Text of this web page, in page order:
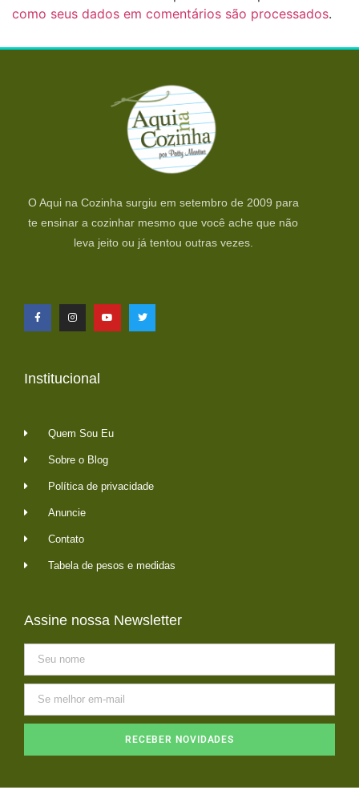
como seus dados em comentários são processados.
O Aqui na Cozinha surgiu em setembro de 2009 para
te ensinar a cozinhar mesmo que você ache que não
leva jeito ou já tentou outras vezes.
Institucional
Quem Sou Eu
Sobre o Blog
Política de privacidade
Anuncie
Contato
Tabela de pesos e medidas
Assine nossa Newsletter
RECEBER NOVIDADES